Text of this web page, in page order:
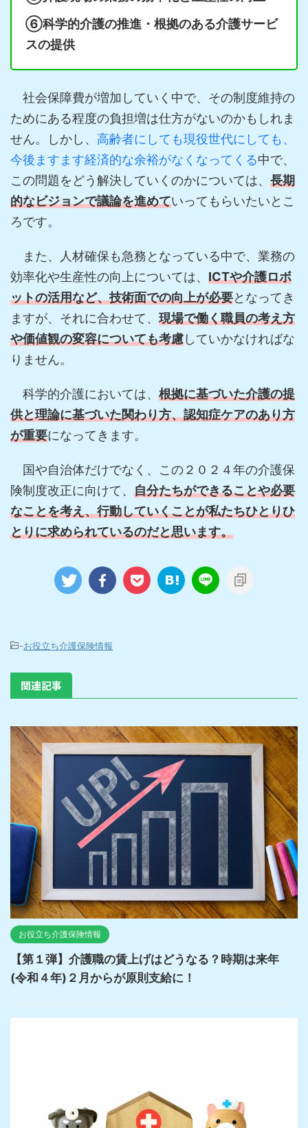
⑥科学的介護の推進・根拠のある介護サービ
スの提供
社会保障費が増加していく中で、その制度維持の
ためにある程度の負担増は仕方がないのかもしれま
せん。しかし、 高齢者にしても現役世代にしても、
今後ますます経済的な余裕がなくなってくる中で、
この問題をどう解決していくのかについては、 長期
的なビジョンで議論を進めていってもらいたいとこ
ろです。
また、人材確保も急務となっている中で、業務の
効率化や生産性の向上については、 ICTや介護ロボ
ットの活用など、技術面での向上が必要となってき
ますが、それに合わせて、 現場で働く職員の考え方
や価値観の変容についても考慮していかなければな
りません。
科学的介護においては、 根拠に基づいた介護の提
供と理論に基づいた関わり方、認知症ケアのあり方
が重要になってきます。
国や自治体だけでなく、この２０２４年の介護保
険制度改正に向けて、 自分たちができることや必要
なことを考え、行動していくことが私たちひとりひ
とりに求められているのだと思います。
-お役立ち介護保険情報
関連記事
お役立ち介護保険情報
【第１弾】介護職の賃上げはどうなる？時期は来年
(令和４年)２月からが原則支給に！